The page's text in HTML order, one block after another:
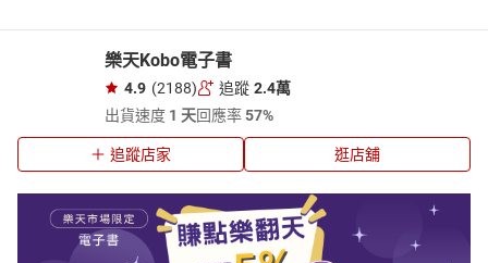
樂天Kobo電子書
4.9 (2188) 追蹤 2.4萬
出貨速度 1 天回應率57%
追蹤店家 逛店舖